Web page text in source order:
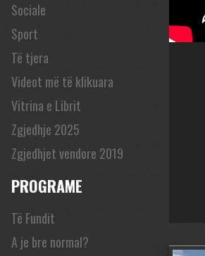
Sociale
Sport
Të tjera
Videot më të klikuara
Vitrina e Librit
Zgjedhje 2025
Zgjedhjet vendore 2019
PROGRAME
Të Fundit
A je bre normal?